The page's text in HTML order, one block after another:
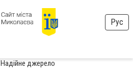
Рус
Надійне джерело